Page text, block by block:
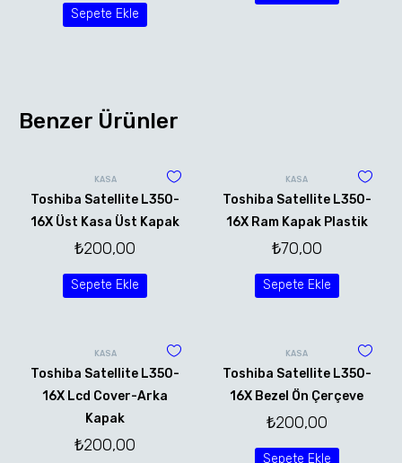
Sepete Ekle
Benzer Ürünler
KASA
Toshiba Satellite L350-
16X Üst Kasa Üst Kapak
₺200,00
Sepete Ekle
KASA
Toshiba Satellite L350-
16X Ram Kapak Plastik
₺70,00
Sepete Ekle
KASA
Toshiba Satellite L350-
16X Lcd Cover-Arka
Kapak
₺200,00
KASA
Toshiba Satellite L350-
16X Bezel Ön Çerçeve
₺200,00
Sepete Ekle